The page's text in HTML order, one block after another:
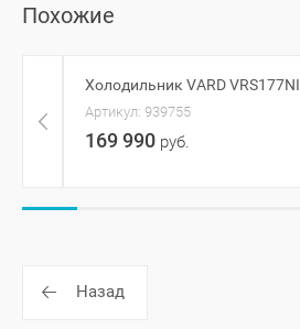
Похожие
Холодильник VARD VRS177NI
Артикул: 939755
169 990 руб.
Назад